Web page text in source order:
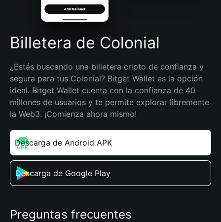
Español (Argentina)
Billetera de Colonial
¿Estás buscando una billetera cripto de confianza y
segura para tus Colonial? Bitget Wallet es la opción
ideal. Bitget Wallet cuenta con la confianza de 40
millones de usuarios y te permite explorar libremente
la Web3. ¡Comienza ahora mismo!
Descarga de Android APK
Descarga de Google Play
Preguntas frecuentes